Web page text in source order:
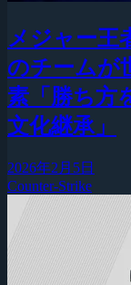
メジャー王
のチームが
素「勝ち方
文化継承」
2026年2月5日
Counter-Strike